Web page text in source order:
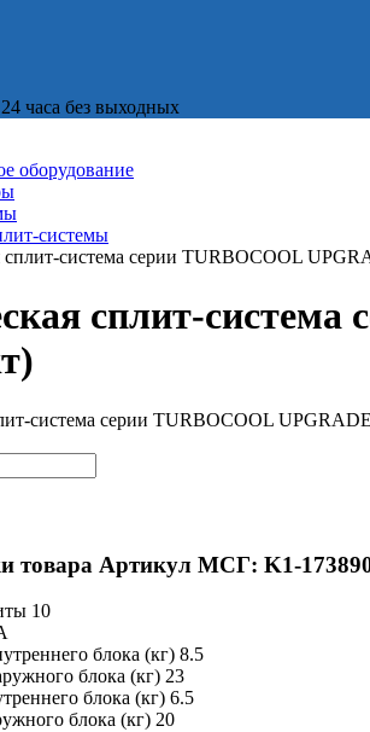
часа без выходных
оборудование
системы
сплит-система серии TURBOCOOL
сплит-
товара Артикул МСГ: K1-
10
блока (кг) 8.5
блока (кг) 23
блока (кг) 6.5
блока (кг) 20